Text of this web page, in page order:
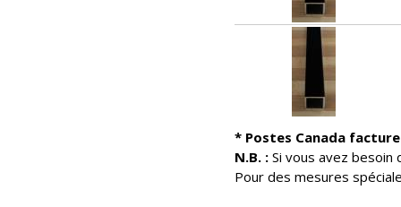
* Postes Canada
N.B. : Si vous avez besoin
Pour des mesures